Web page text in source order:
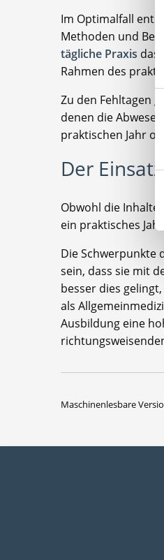
Im Optimalfall
Methoden und
tägliche Praxis das
Rahmen des
Zu den Fehltagen
denen die
praktischen Jahr
Der
Obwohl die Inhalte
ein praktisches
Die Schwerpunkte
sein, dass sie mit
besser dies
als
Ausbildung eine
Maschinenlesbare